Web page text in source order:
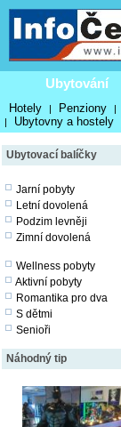
Ubytování
Hotely | Penziony |
| Ubytovny a hostely
Ubytovací balíčky
Jarní pobyty
Letní dovolená
Podzim levněji
Zimní dovolená
Wellness pobyty
Aktivní pobyty
Romantika pro dva
S dětmi
Senioři
Náhodný tip